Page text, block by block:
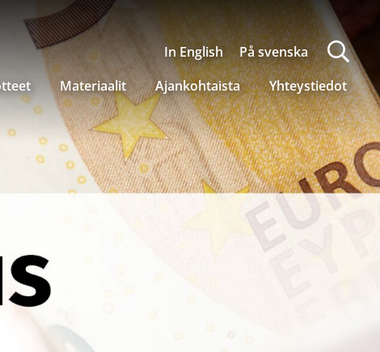
Materiaalit Ajankohtaista Yhteystiedot
In English På svenska